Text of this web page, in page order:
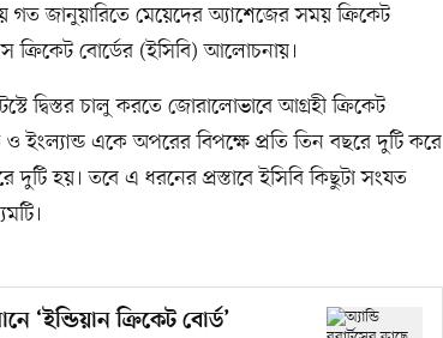
জানুয়ারিতে মেয়েদের অ্যাশেজের সময় ক্রিকেট
ক্রিকেট বোর্ডের (ইসিবি) আলোচনায়।
দ্বিস্তর চালু করতে জোরালোভাবে আগ্রহী ক্রিকেট
ও ইংল্যান্ড একে অপরের বিপক্ষে প্রতি তিন বছরে দুটি করে
দুটি হয়। তবে এ ধরনের প্রস্তাবে ইসিবি কিছুটা সংযত
‘ইন্ডিয়ান ক্রিকেট বোর্ড’